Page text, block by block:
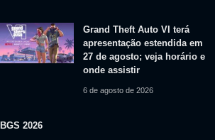
Grand Theft Auto VI terá
apresentação estendida em
27 de agosto; veja horário e
onde assistir
6 de agosto de 2026
BGS 2026